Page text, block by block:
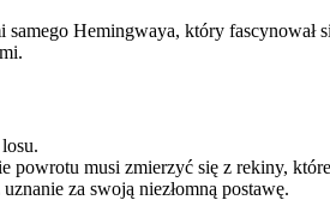
samego Hemingwaya, który
powrotu musi zmierzyć się z rekiny,
za swoją niezłomną postawę.